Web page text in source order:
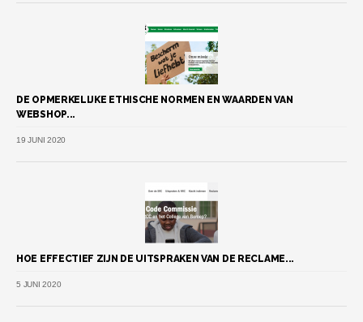
DE OPMERKELIJKE ETHISCHE NORMEN EN WAARDEN VAN
WEBSHOP...
19 JUNI 2020
HOE EFFECTIEF ZIJN DE UITSPRAKEN VAN DE RECLAME...
5 JUNI 2020